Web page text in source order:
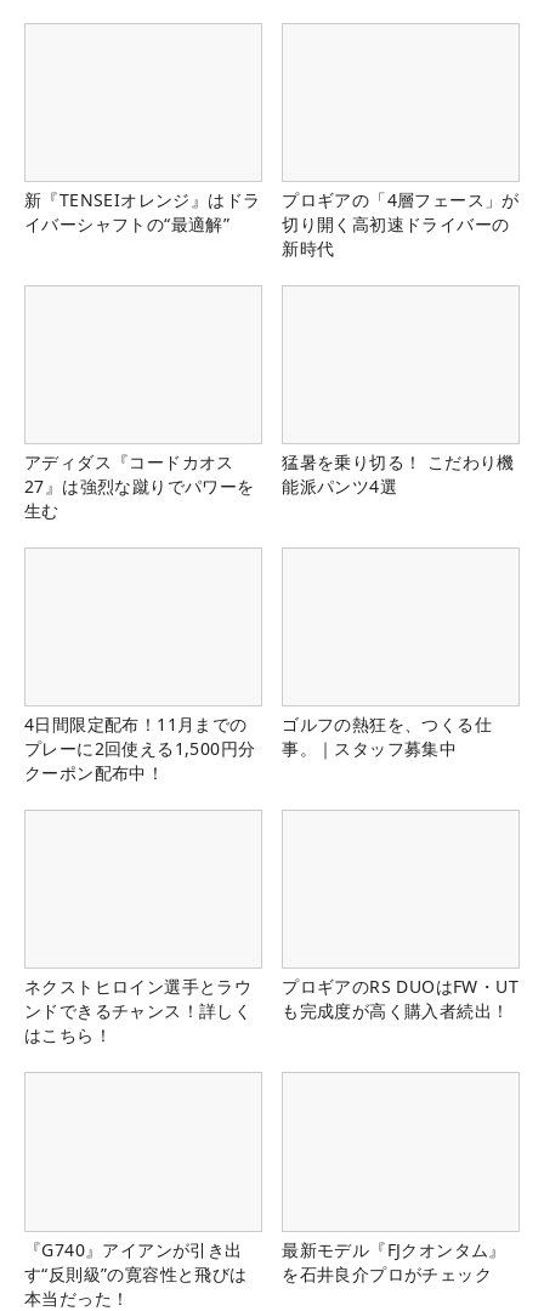
新『TENSEIオレンジ』はドラ
イバーシャフトの“最適解”
プロギアの「4層フェース」が
切り開く高初速ドライバーの
新時代
アディダス『コードカオス
27』は強烈な蹴りでパワーを
生む
猛暑を乗り切る！ こだわり機
能派パンツ4選
4日間限定配布！11月までの
プレーに2回使える1,500円分
クーポン配布中！
ゴルフの熱狂を、つくる仕
事。｜スタッフ募集中
ネクストヒロイン選手とラウ
ンドできるチャンス！詳しく
はこちら！
プロギアのRS DUOはFW・UT
も完成度が高く購入者続出！
『G740』アイアンが引き出
す“反則級”の寛容性と飛びは
本当だった！
最新モデル『FJクオンタム』
を石井良介プロがチェック